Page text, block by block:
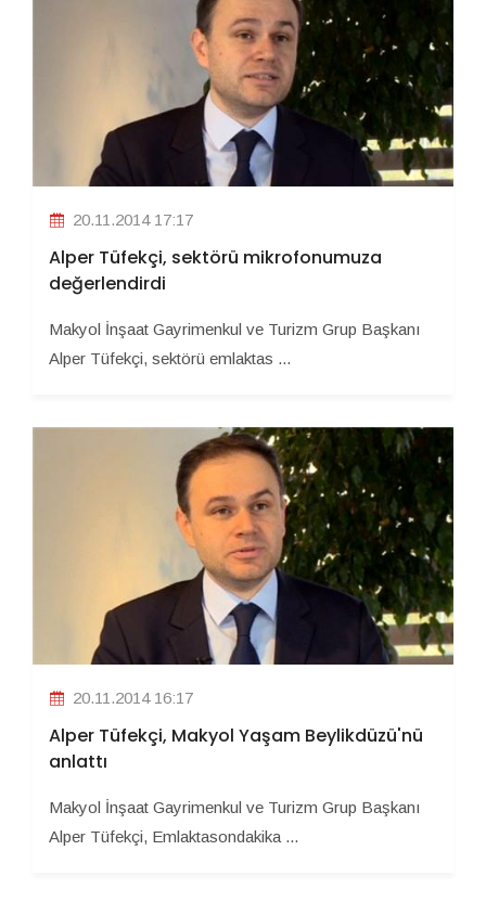
20.11.2014 17:17
Alper Tüfekçi, sektörü mikrofonumuza
değerlendirdi
Makyol İnşaat Gayrimenkul ve Turizm Grup Başkanı
Alper Tüfekçi, sektörü emlaktas ...
20.11.2014 16:17
Alper Tüfekçi, Makyol Yaşam Beylikdüzü'nü
anlattı
Makyol İnşaat Gayrimenkul ve Turizm Grup Başkanı
Alper Tüfekçi, Emlaktasondakika ...